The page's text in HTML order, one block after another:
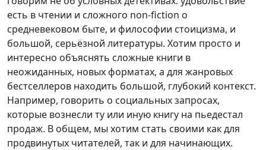
есть в чтении и сложного non-fiction о
средневековом быте, и философии стоицизма, и
большой, серьёзной литературы. Хотим просто и
интересно объяснять сложные книги в
неожиданных, новых форматах, а для жанровых
бестселлеров находить большой, глубокий контекст.
Например, говорить о социальных запросах,
которые вознесли ту или иную книгу на пьедестал
продаж. В общем, мы хотим стать своими как для
продвинутых читателей, так и для начинающих.